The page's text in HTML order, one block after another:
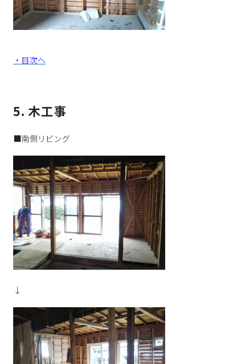
・目次へ
5. 木工事
■南側リビング
↓